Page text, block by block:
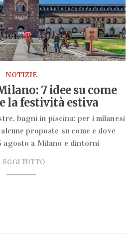
NOTIZIE
7 idee su come
la festività estiva
bagni in piscina: per i milanesi
proposte su come e dove
agosto a Milano e dintorni
TUTTO